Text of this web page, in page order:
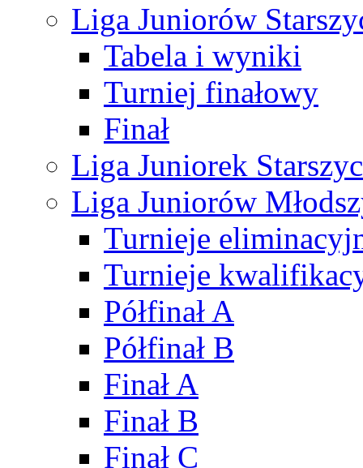
Liga Juniorów
Tabela i wyniki
Turniej finałowy
Finał
Liga Juniorek
Liga Juniorów
Turnieje
Turnieje
Półfinał A
Półfinał B
Finał A
Finał B
Finał C